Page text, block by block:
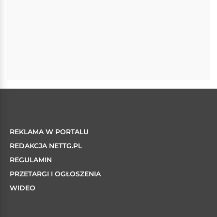
REKLAMA W PORTALU
REDAKCJA NETTG.PL
REGULAMIN
PRZETARGI I OGŁOSZENIA
WIDEO